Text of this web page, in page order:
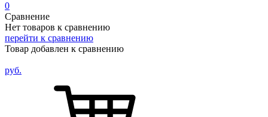
0
Сравнение
Нет товаров к сравнению
перейти к сравнению
Товар добавлен к сравнению
руб.